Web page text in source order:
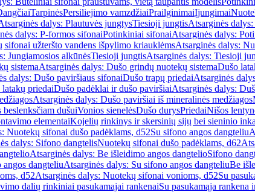
TarpinėsPersiliejimo vamzdžiaiPrailginimaiĮjungimai
dalys: Plautuvės jungtysTiesioji jungtisAtsarginės
dalys: P-formos sifonaiPotinkiniai sifonaiAtsarginės dalys:
sifonai užteršto vandens išpylimo kriauklėmsAtsarginės dalys:
Jungiamosios alkūnėsTiesioji jungtisAtsarginės dalys: Tiesioji
sistemaAtsarginės dalys: Dušo grindų nuotekų sistemaDušo
dalys: Dušo paviršiaus sifonaiDušo trapų priedaiAtsarginės
priedaiDušo padėklai ir dušo paviršiaiAtsarginės dalys:
Atsarginės dalys: Dušo paviršiai iš mineralinės medžiagos
beslenksčiam dušuiVonios sienelėsDušo durysPriedaiNišos
elementaiKojelių rinkinys ir skersinių sijų bei sieninio
Nuotekų sifonai dušo padėklams, d52Su sifono angos dangteliu
dalys: Sifono dangtelisNuotekų sifonai dušo padėklams, d62
Atsarginės dalys: Be išleidimo angos dangtelioSifono
angos dangteliuAtsarginės dalys: Su sifono angos dangteliuBe
d52Atsarginės dalys: Nuotekų sifonai vonioms, d52Su
dalių rinkiniai pasukamajai rankenaiSu pasukamąja